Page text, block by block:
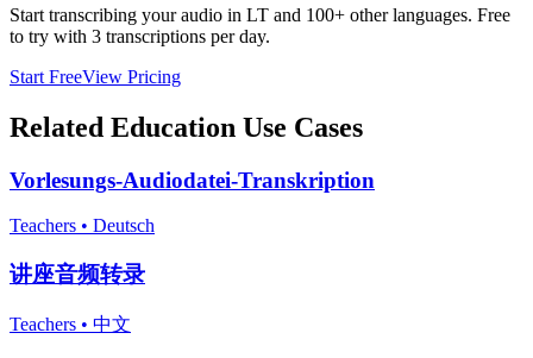
Start transcribing your audio in LT and 100+ other languages. Free
to try with 3 transcriptions per day.
Start FreeView Pricing
Related Education Use Cases
Vorlesungs-Audiodatei-Transkription
Teachers • Deutsch
讲座音频转录
Teachers • 中文